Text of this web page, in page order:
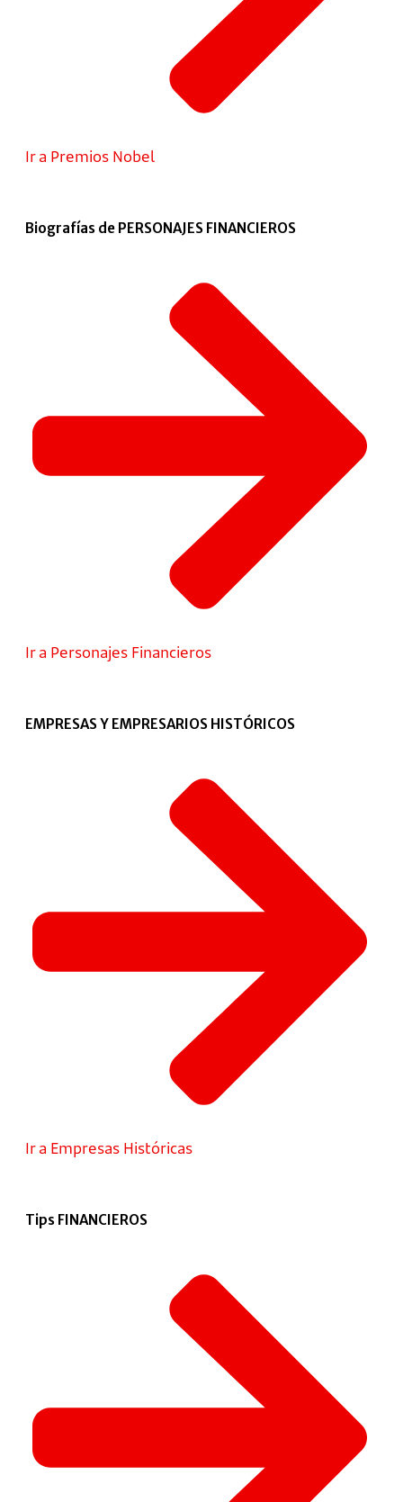
Ir a Premios Nobel
Biografías de PERSONAJES FINANCIEROS
Ir a Personajes Financieros
EMPRESAS Y EMPRESARIOS HISTÓRICOS
Ir a Empresas Históricas
Tips FINANCIEROS